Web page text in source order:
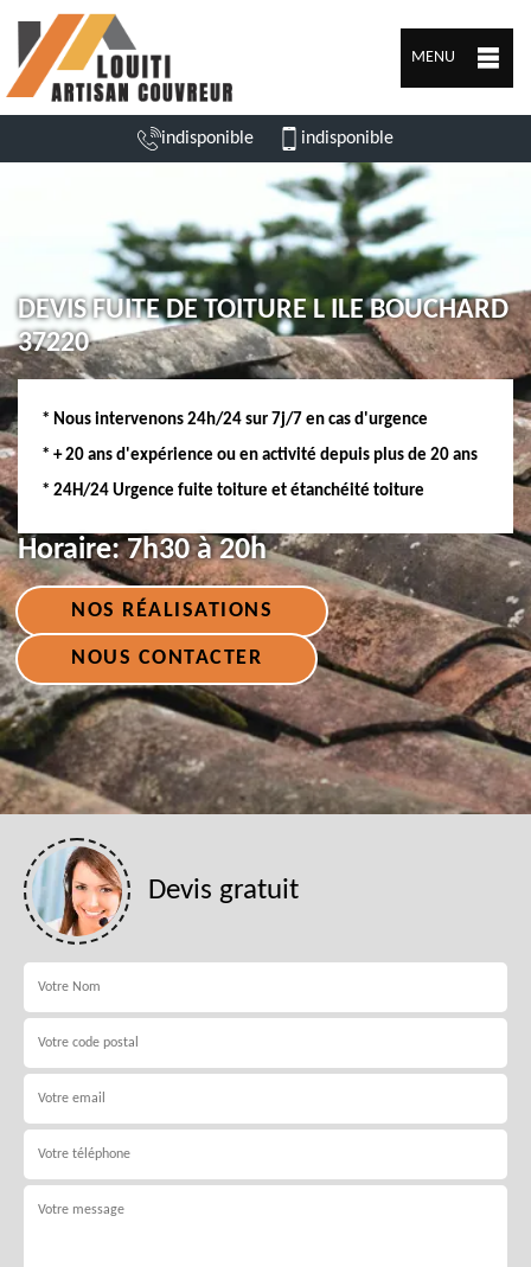
MENU
indisponible indisponible
DEVIS FUITE DE TOITURE L ILE BOUCHARD
37220
* Nous intervenons 24h/24 sur 7j/7 en cas d'urgence
* + 20 ans d'expérience ou en activité depuis plus de 20 ans
* 24H/24 Urgence fuite toiture et étanchéité toiture
Horaire:7h30 à 20h
NOS RÉALISATIONS
NOUS CONTACTER
Devis gratuit